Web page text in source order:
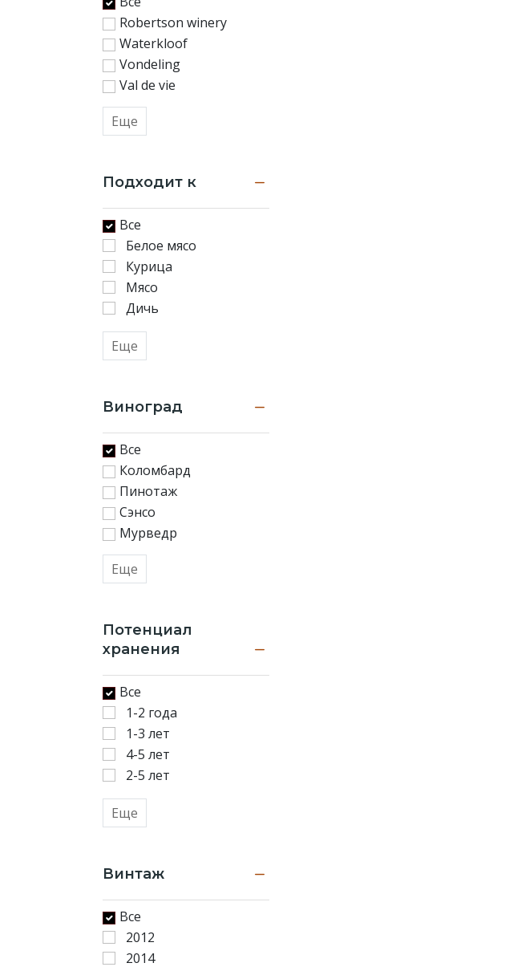
Robertson winery
Waterkloof
Vondeling
Val de vie
Еще
Подходит к
Все
Белое мясо
Курица
Мясо
Дичь
Еще
Виноград
Все
Коломбард
Пинотаж
Сэнсо
Мурведр
Еще
Потенциал
хранения
Все
1-2 года
1-3 лет
4-5 лет
2-5 лет
Еще
Винтаж
Все
2012
2014